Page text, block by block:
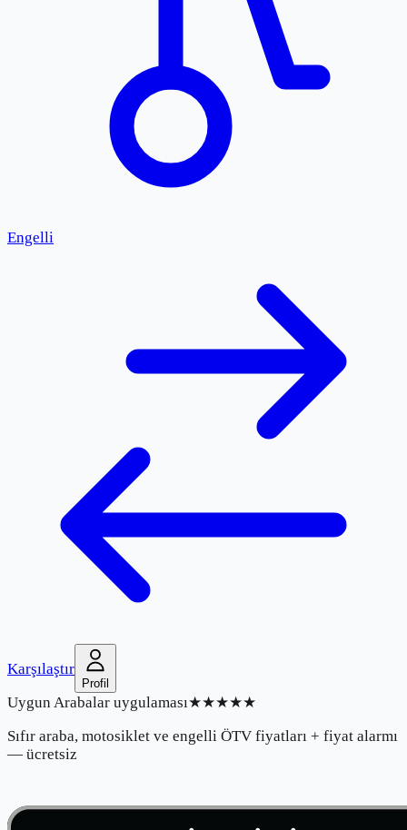
Engelli
Karşılaştır
Profil
Uygun Arabalar uygulaması★★★★★
Sıfır araba, motosiklet ve engelli ÖTV fiyatları + fiyat alarmı
— ücretsiz